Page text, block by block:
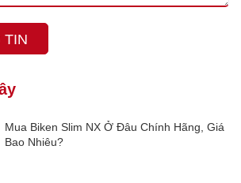
TIN
Mua Biken Slim NX Ở Đâu Chính Hãng, Giá
Bao Nhiêu?